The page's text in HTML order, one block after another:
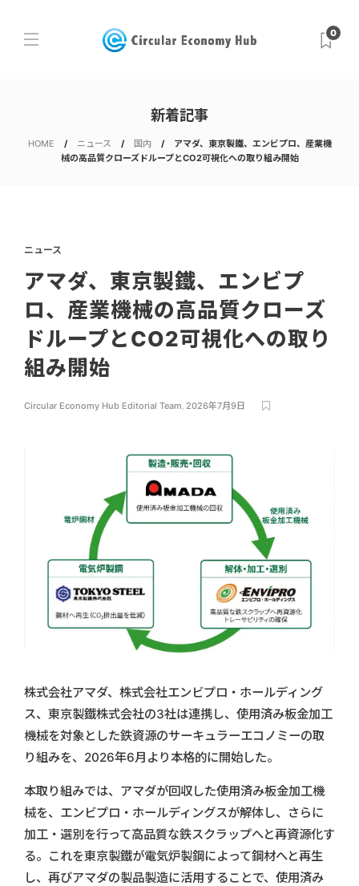
0
新着記事
HOME ニュース 国内
アマダ、東京製鐵、エンビプロ、産業機
械の高品質クローズドループとCO2可視化への取り組み開始
ニュース
アマダ、東京製鐵、エンビプ
ロ、産業機械の高品質クローズ
ドループとCO2可視化への取り
組み開始
Circular Economy Hub Editorial Team, 2026年7月9日
株式会社アマダ、株式会社エンビプロ・ホールディング
ス、東京製鐵株式会社の3社は連携し、使用済み板金加工
機械を対象とした鉄資源のサーキュラーエコノミーの取
り組みを、2026年6月より本格的に開始した。
本取り組みでは、アマダが回収した使用済み板金加工機
械を、エンビプロ・ホールディングスが解体し、さらに
加工・選別を行って高品質な鉄スクラップへと再資源化す
る。これを東京製鐵が電気炉製鋼によって鋼材へと再生
し、再びアマダの製品製造に活用することで、使用済み